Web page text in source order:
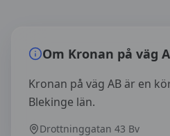
Om Kronan på väg
Kronan på väg AB är en
Blekinge län.
Drottninggatan 43 Bv